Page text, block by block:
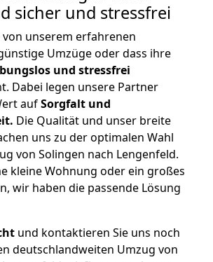
sicher und stressfrei
unserem erfahrenen
Umzüge oder dass ihre
und stressfrei
Dabei legen unsere Partner
aufSorgfalt und
Die Qualität und unser breite
uns zu der optimalen Wahl
von Solingen nach Lengenfeld.
kleine Wohnung oder ein großes
wir haben die passende Lösung
und kontaktieren Sie uns noch
deutschlandweiten Umzug von